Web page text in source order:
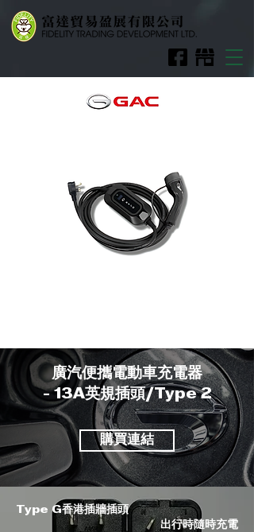
廣汽便攜電動車充電器
- 13A英規插頭/Type 2
購買連結
Type G香港插牆插頭
出行時隨時充電